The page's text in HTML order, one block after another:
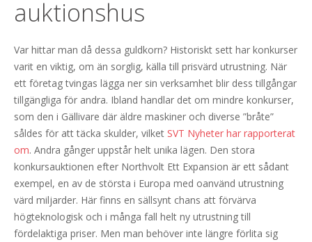
auktionshus
Var hittar man då dessa guldkorn? Historiskt sett har konkurser
varit en viktig, om än sorglig, källa till prisvärd utrustning. När
ett företag tvingas lägga ner sin verksamhet blir dess tillgångar
tillgängliga för andra. Ibland handlar det om mindre konkurser,
som den i Gällivare där äldre maskiner och diverse ”bråte”
såldes för att täcka skulder, vilket SVT Nyheter har rapporterat
om. Andra gånger uppstår helt unika lägen. Den stora
konkursauktionen efter Northvolt Ett Expansion är ett sådant
exempel, en av de största i Europa med oanvänd utrustning
värd miljarder. Här finns en sällsynt chans att förvärva
högteknologisk och i många fall helt ny utrustning till
fördelaktiga priser. Men man behöver inte längre förlita sig